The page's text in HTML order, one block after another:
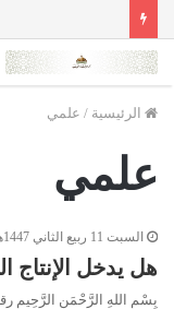
الرئيسية / علمي
علمي
السبت 11 ربيع الثاني 1447هـ 4-10-2025م
هل يدخل الإنتاج